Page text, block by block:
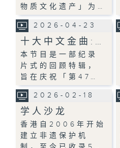
物质文化遗产」为…
2026-04-23
十大中文金曲:…
本节目是一部纪录
片式的回顾特辑，
旨在庆祝「第47…
2026-02-18
学人沙龙
香港自2006年开始
建立非遗保护机